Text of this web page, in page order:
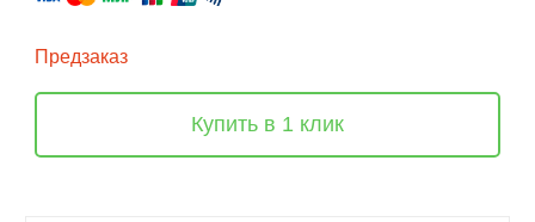
Предзаказ
Купить в 1 клик